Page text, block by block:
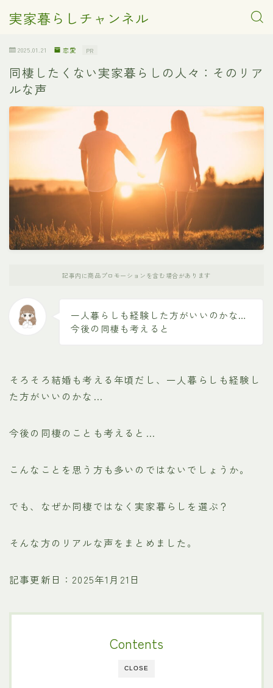
実家暮らしチャンネル
2025.01.21 恋愛 PR
同棲したくない実家暮らしの人々：そのリア
ルな声
記事内に商品プロモーションを含む場合があります
一人暮らしも経験した方がいいのかな…
今後の同棲も考えると
そろそろ結婚も考える年頃だし、一人暮らしも経験し
た方がいいのかな…
今後の同棲のことも考えると…
こんなことを思う方も多いのではないでしょうか。
でも、なぜか同棲ではなく実家暮らしを選ぶ？
そんな方のリアルな声をまとめました。
記事更新日：2025年1月21日
CLOSE
Contents